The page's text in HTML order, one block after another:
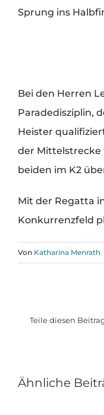
Sprung ins
Bei den Herren
Paradedisziplin,
Heister
der Mittelstrecke
beiden im K2
Mit der Regatta
Konkurrenzfeld
Von Katharina Menrath
Teile diesen
Ähnliche